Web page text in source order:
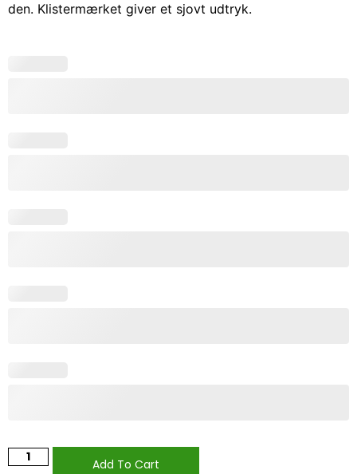
den. Klistermærket giver et sjovt udtryk.
Add To Cart